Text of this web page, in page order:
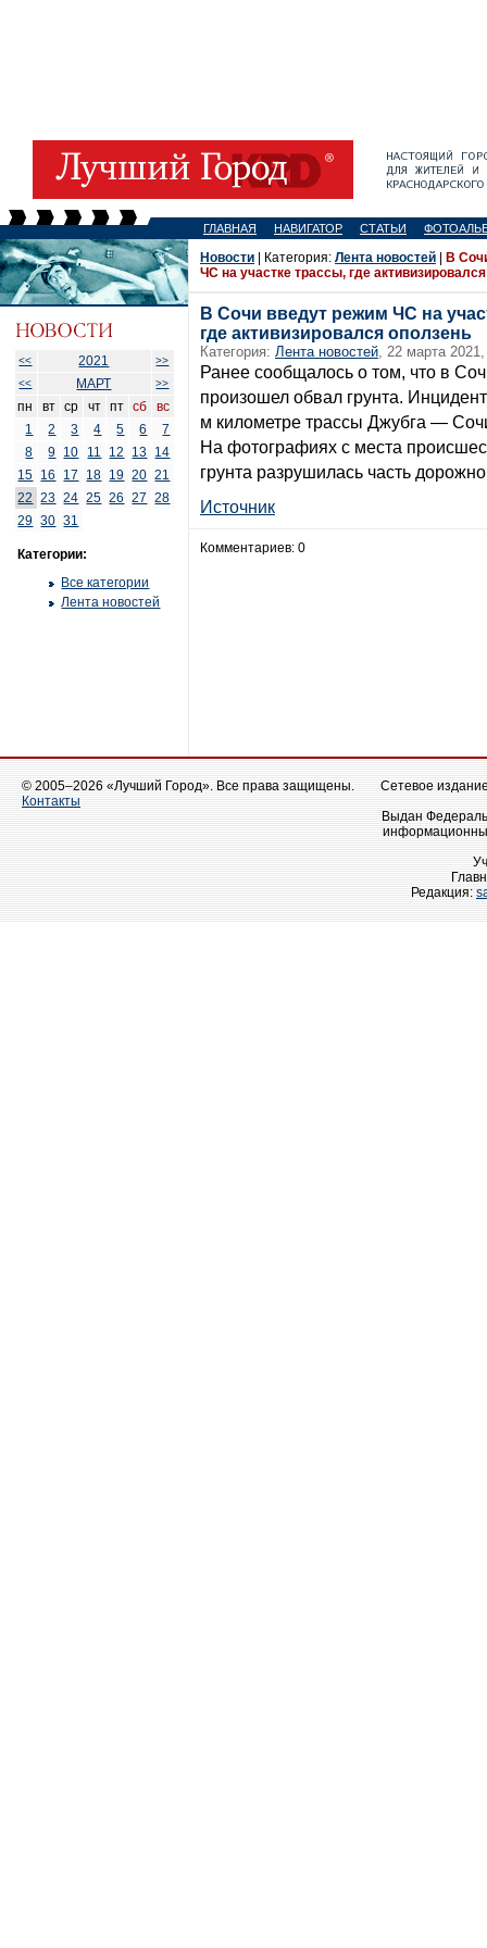
ГЛАВНАЯ НАВИГАТОР СТАТЬИ
<< 2021
>>
<<
МАРТ >>
пн вт ср чт пт сб
вс
1
2 3 4 5 6
7
8
9 10 11 12 13 14
15 16 17 18 19 20 21
22
23 24 25 26 27
28
29 30 31
Категории:
Все категории
Лента новостей
Новости | Категория: Лента новостей
В
ЧС на участке трассы, где
В Сочи введут режим ЧС на
где активизировался оползень
Категория: Лента новостей, 22 марта
Ранее сообщалось о том, что в
произошел обвал грунта.
м километре трассы Джубга —
На фотографиях с места
грунта разрушилась часть
Источник
Комментариев: 0
© 2005–2026 «Лучший Город». Все права защищены.
Контакты
Сетевое
Выдан
Редакция: